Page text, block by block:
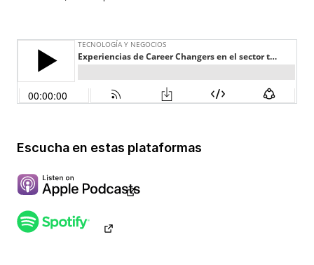
Escucha en estas plataformas